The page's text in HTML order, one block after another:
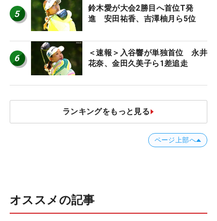
5
鈴木愛が大会2勝目へ首位T発
進 安田祐香、吉澤柚月ら5位
6
＜速報＞入谷響が単独首位 永井
花奈、金田久美子ら1差追走
ランキングをもっと見る
ページ上部へ
オススメの記事